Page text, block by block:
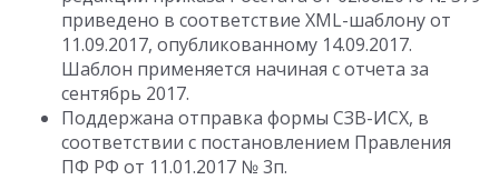
приведено в соответствие XML-шаблону от
11.09.2017, опубликованному 14.09.2017.
Шаблон применяется начиная с отчета за
сентябрь 2017.
Поддержана отправка формы СЗВ-ИСХ, в
соответствии с постановлением Правления
ПФ РФ от 11.01.2017 № 3п.